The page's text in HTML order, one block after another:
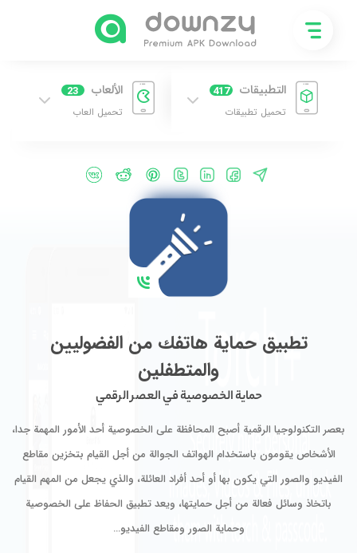
التطبيقات 417
تحميل تطبيقات
الألعاب 23
تحميل العاب
تطبيق حماية هاتفك من الفضوليين
والمتطفلين
حماية الخصوصية في العصر الرقمي
بعصر التكنولوجيا الرقمية أصبح المحافظة على الخصوصية أحد الأمور المهمة جدا،
الأشخاص يقومون باستخدام الهواتف الجوالة من أجل القيام بتخزين مقاطع
الفيديو والصور التي يكون بها أو أحد أفراد العائلة، والذي يجعل من المهم القيام
باتخاذ وسائل فعالة من أجل حمايتها، ويعد تطبيق الحفاظ على الخصوصية
وحماية الصور ومقاطع الفيديو…